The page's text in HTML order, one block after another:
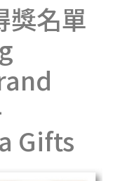
獎名單
Gifts